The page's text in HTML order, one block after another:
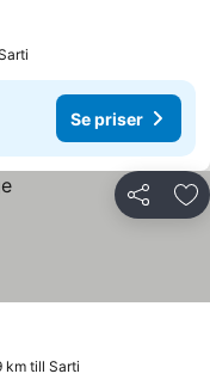
Se priser
Dela
km till Sarti